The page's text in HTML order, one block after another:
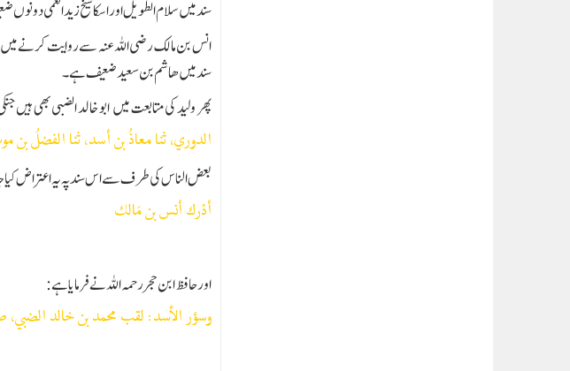
سند میں سلام الطویل اور اسکا شیخ زید العمی
انس بن مالک رضی اللہ عنہ سے روایت کرنے
سند میں ھاشم بن سعید ضعیف ہے۔
پھر ولید کی متابعت میں ابو خالد الضبی بھی ہیں
الدوري، ثنا معاذُ بن أسد، ثنا الفضلُ بن
بعض الناس کی طرف سے اس سند پہ یہ اعتراض کیا
أدْرك أنس بن مَالك
اور حافظ ابن حجر رحمہ اللہ نے فرمایا ہے :
وسؤر الأسد: لقب محمد بن خالد